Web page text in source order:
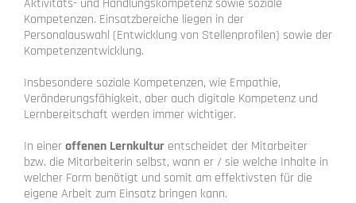
Kompetenzen. Einsatzbereiche liegen in der
Personalauswahl (Entwicklung von Stellenprofilen) sowie der
Kompetenzentwicklung.
Insbesondere soziale Kompetenzen, wie Empathie,
Veränderungsfähigkeit, aber auch digitale Kompetenz und
Lernbereitschaft werden immer wichtiger.
In eineroffenen Lernkultur entscheidet der Mitarbeiter
bzw. die Mitarbeiterin selbst, wann er / sie welche Inhalte in
welcher Form benötigt und somit am effektivsten für die
eigene Arbeit zum Einsatz bringen kann.